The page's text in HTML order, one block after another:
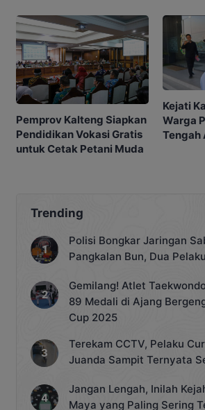
Pemprov Kalteng Siapkan
Pendidikan Vokasi Gratis
untuk Cetak Petani Muda
Kejati
Warga
Tengah
Trending
Polisi Bongkar Jaringan
Pangkalan Bun, Dua
Gemilang! Atlet
89 Medali di Ajang
Cup 2025
Terekam CCTV, Pelaku
Juanda Sampit Ternyata
Jangan Lengah, Inilah
Maya yang Paling Sering